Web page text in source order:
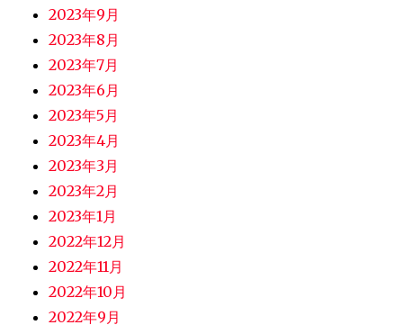
2023年9月
2023年8月
2023年7月
2023年6月
2023年5月
2023年4月
2023年3月
2023年2月
2023年1月
2022年12月
2022年11月
2022年10月
2022年9月